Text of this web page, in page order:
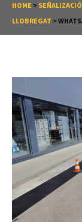
HOME >
LLOBREGAT >